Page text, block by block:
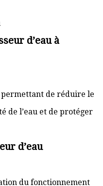
d’eau à
permettant de réduire le
de l’eau et de protéger
d’eau
du fonctionnement